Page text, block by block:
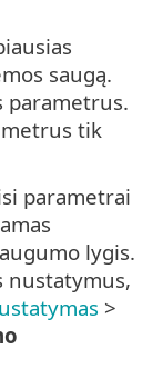
saugą.
parametrus.
tik
parametrai
lygis.
nustatymus,
>